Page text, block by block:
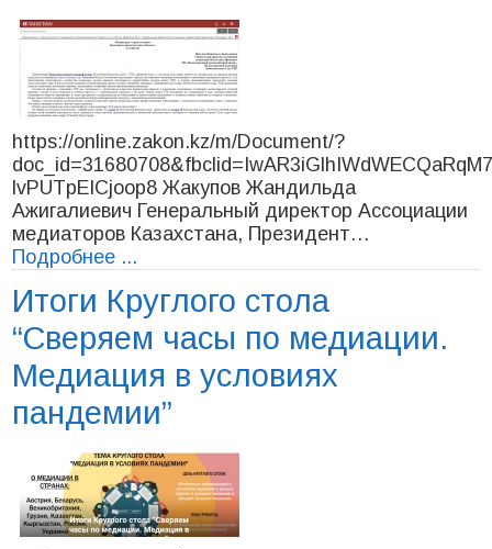
https://online.zakon.kz/m/Document/?
lvPUTpEICjoop8 Жакупов Жандильда
Ажигалиевич Генеральный директор Ассоциации
медиаторов Казахстана, Президент…
Подробнее ...
Итоги Круглого стола
“Сверяем часы по медиации.
Медиация в условиях
пандемии”